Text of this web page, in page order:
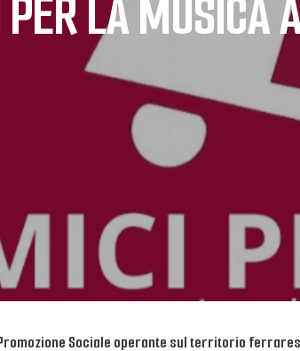
LA MUSICA
Sociale operante sul territorio